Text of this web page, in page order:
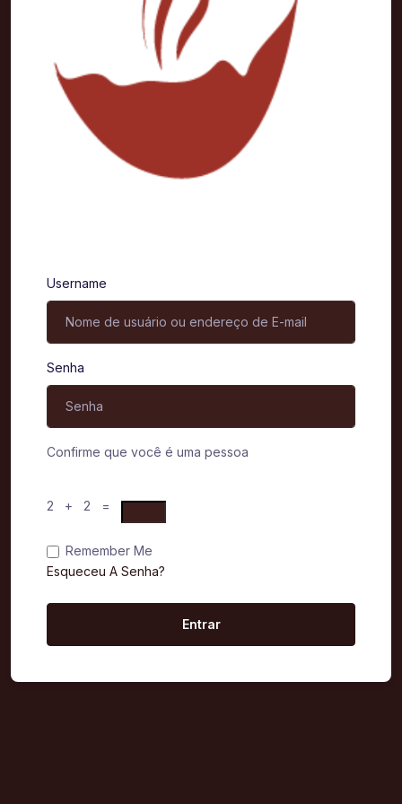
Username
Senha
Confirme que você é uma pessoa
2 + 2 =
Remember Me
Esqueceu A Senha?
Entrar